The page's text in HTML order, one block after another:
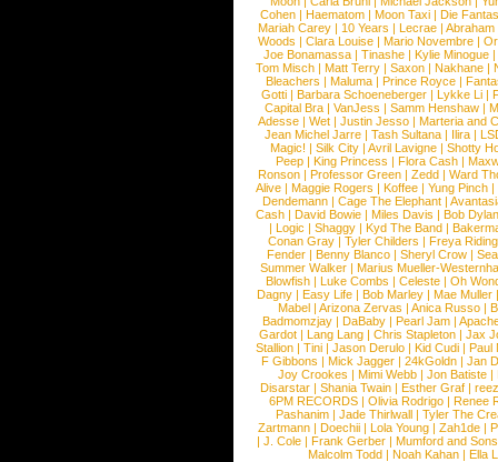
Cohen |Haematom |Moon Taxi |Die
Mariah Carey | 10 Years | Lecrae | Abraham
Woods |Clara Louise |Mario Novembre |
Joe Bonamassa | Tinashe | Kylie Minogue |
Tom Misch |Matt Terry |Saxon |Nakhane |
Bleachers | Maluma | Prince Royce |
Gotti |Barbara Schoeneberger |Lykke Li |
Capital Bra |VanJess |Samm Henshaw |
Adesse |Wet |Justin Jesso |Marteria and
Jean Michel Jarre |Tash Sultana | Ilira |
Magic! | Silk City | Avril Lavigne | Shotty
Peep |King Princess |Flora Cash |
Ronson |Professor Green |Zedd |Ward
Alive |Maggie Rogers |Koffee |Yung Pinch |
Dendemann |Cage The Elephant |
Cash | David Bowie | Miles Davis | Bob Dylan
|Logic |Shaggy |Kyd The Band |
Conan Gray |Tyler Childers |Freya
Fender |Benny Blanco |Sheryl Crow |
Summer Walker |Marius Mueller-
Blowfish | Luke Combs | Celeste | Oh
Dagny |Easy Life |Bob Marley |Mae Muller
Mabel |Arizona Zervas |Anica Russo |
Badmomzjay |DaBaby |Pearl Jam |
Gardot | Lang Lang | Chris Stapleton | Jax
Stallion |Tini |Jason Derulo |Kid Cudi |Paul
F Gibbons | Mick Jagger | 24kGoldn | Jan
Joy Crookes | Mimi Webb | Jon Batiste |
Disarstar | Shania Twain | Esther Graf |
6PM RECORDS | Olivia Rodrigo | Renee
Pashanim |Jade Thirlwall |Tyler The
Zartmann | Doechii | Lola Young | Zah1de |
| J. Cole | Frank Gerber | Mumford and Sons
Malcolm Todd | Noah Kahan | Ella